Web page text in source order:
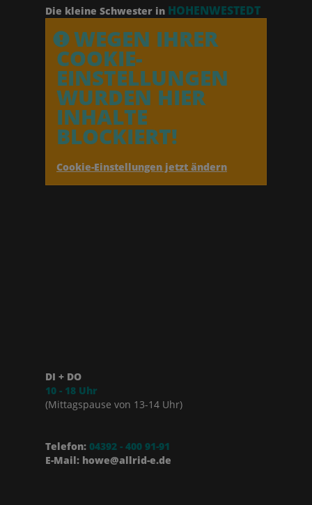
Die kleine Schwester in HOHENWESTEDT
WEGEN IHRER
COOKIE-
EINSTELLUNGEN
WURDEN HIER
INHALTE
BLOCKIERT!
Cookie-Einstellungen jetzt ändern
DI + DO
10 - 18 Uhr
(Mittagspause von 13-14 Uhr)
Telefon: 04392 - 400 91-91
E-Mail: howe@allrid-e.de